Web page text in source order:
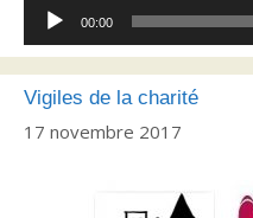
Lecteur
audio
00:00
Vigiles de la charité
17 novembre 2017